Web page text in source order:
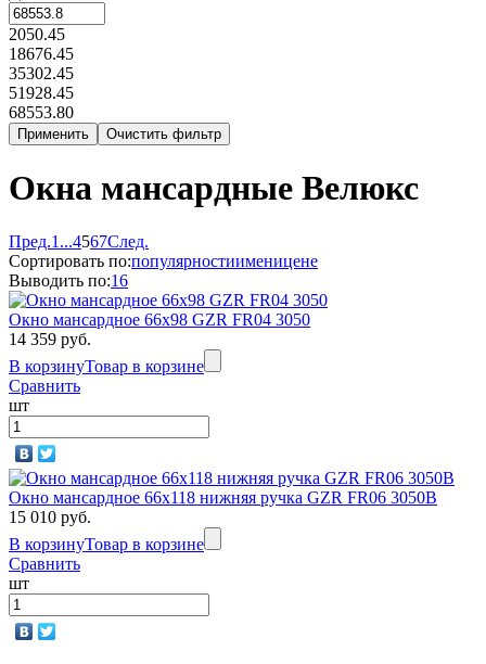
2050.45
18676.45
35302.45
51928.45
68553.80
Окна мансардные Велюкс
Пред.1 ...4567След.
Сортировать по:популярностиименицене
Выводить по:16
Окно мансардное 66x98 GZR FR04 3050
14 359 руб.
В корзинуТовар в корзине
Сравнить
шт
Окно мансардное 66x118 нижняя ручка GZR FR06 3050B
15 010 руб.
В корзинуТовар в корзине
Сравнить
шт